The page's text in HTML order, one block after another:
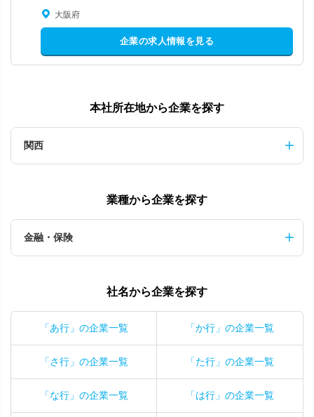
大阪府
企業の求人情報を見る
本社所在地から企業を探す
関西
業種から企業を探す
金融・保険
社名から企業を探す
「あ行」の企業一覧 「か行」の企業一覧
「さ行」の企業一覧 「た行」の企業一覧
「な行」の企業一覧 「は行」の企業一覧